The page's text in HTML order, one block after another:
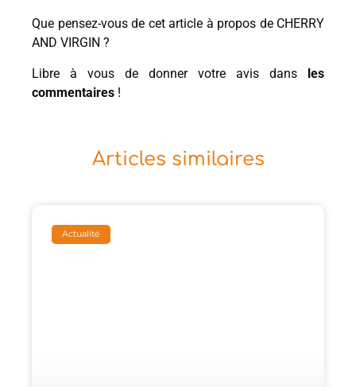
Que pensez-vous de cet article à propos de CHERRY
AND VIRGIN ?
Libre à vous de donner votre avis dans les
commentaires !
Articles similaires
Actualité